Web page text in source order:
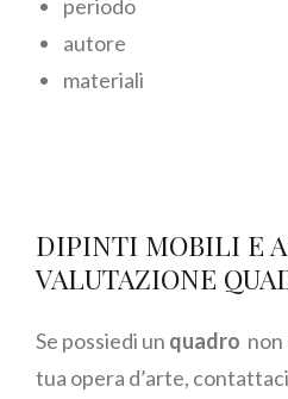
periodo
autore
materiali
DIPINTI MOBILI E
VALUTAZIONE
Se possiedi un quadro non
tua opera d’arte,